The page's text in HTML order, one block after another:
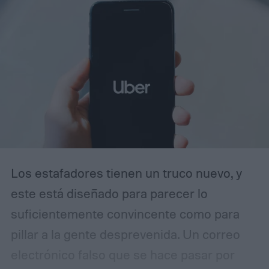
ayudaron a establecer nuevos estándares
para los automóviles de altas prestaciones.
Los estafadores tienen un truco nuevo, y
este está diseñado para parecer lo
suficientemente convincente como para
pillar a la gente desprevenida. Un correo